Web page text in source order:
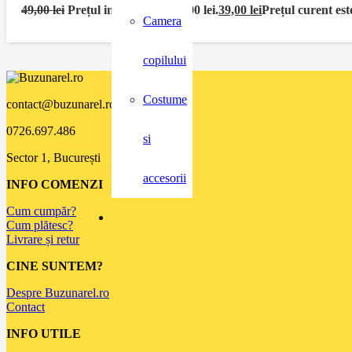
Camera
copilului
Costume
si
accesorii
49,00lei Prețul inițial a fost: 49,00 lei.39,00leiPrețul curent
contact@buzunarel.ro
0726.697.486
Sector 1, București
INFO COMENZI
Cum cumpăr?
Cum plătesc?
Livrare și retur
CINE SUNTEM?
Despre Buzunarel.ro
Contact
INFO UTILE